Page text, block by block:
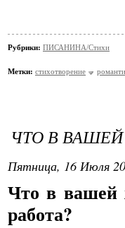
Рубрики: ПИСАНИНА/Стихи
Метки: стихотворение
ЧТО В
Пятница, 16 Июля
Что в вашей
работа?